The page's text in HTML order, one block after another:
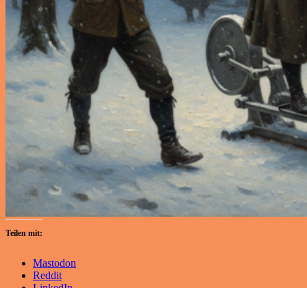
Teilen mit:
Mastodon
Reddit